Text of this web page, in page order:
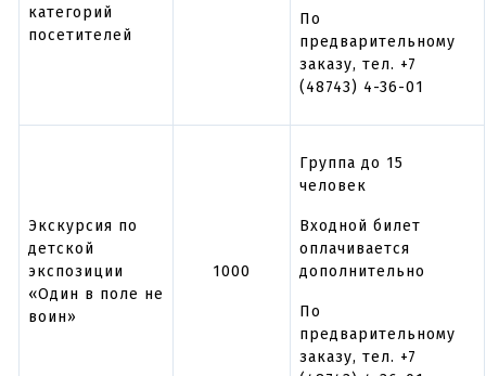
категорий
посетителей
По
предварительному
заказу, тел. +7
(48743) 4-36-01
Экскурсия по
детской
экспозиции
«Один в поле не
воин»
1000
Группа до 15
человек
Входной билет
оплачивается
дополнительно
По
предварительному
заказу, тел. +7